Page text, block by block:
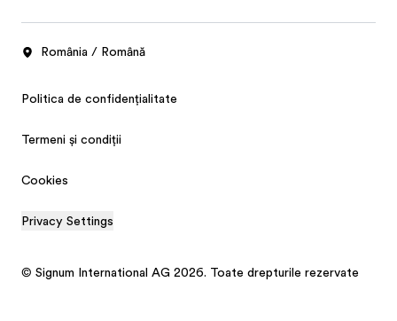
România / Română
Politica de confidențialitate
Termeni și condiții
Cookies
Privacy Settings
© Signum International AG 2026. Toate drepturile rezervate